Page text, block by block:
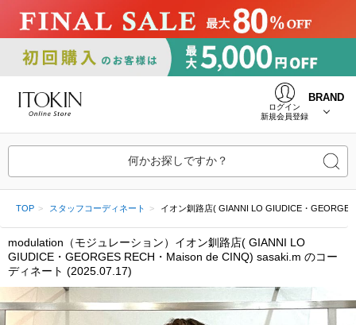
ログイン
新規会員登録
BRAND
何かお探しですか？
TOP スタッフコーディネート イオン釧路店( GIANNI LO GIUDICE・
modulation（モジュレーション）イオン釧路店( GIANNI LO
GIUDICE・GEORGES RECH・Maison de CINQ) sasaki.m のコー
ディネート (2025.07.17)